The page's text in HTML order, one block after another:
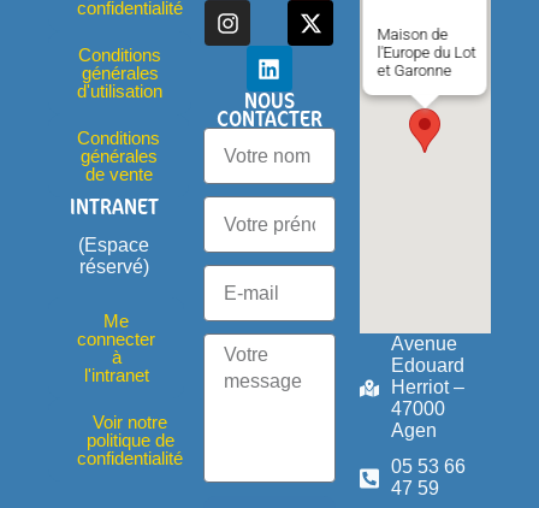
confidentialité
Conditions
générales
d'utilisation
Conditions
générales
de vente
INTRANET
(Espace
réservé)
Me
connecter
à
l'intranet
Voir notre
politique de
confidentialité
NOUS
CONTACTER
Maison de
l'Europe du Lot
et Garonne
Avenue
Edouard
Herriot –
47000
Agen
05 53 66
47 59